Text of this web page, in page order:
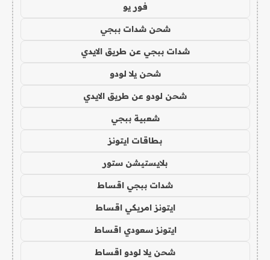
فور يو
شحن شدات ببجي
شدات ببجي عن طريق الايدي
شحن يلا لودو
شحن لودو عن طريق الايدي
شعبية ببجي
بطاقات ايتونز
بلايستيشن ستور
شدات ببجي اقساط
ايتونز امريكي اقساط
ايتونز سعودي اقساط
شحن يلا لودو اقساط